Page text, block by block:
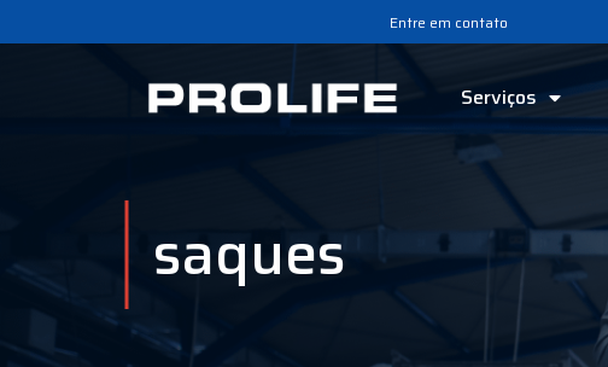
Entre em contato
Serviços
saques